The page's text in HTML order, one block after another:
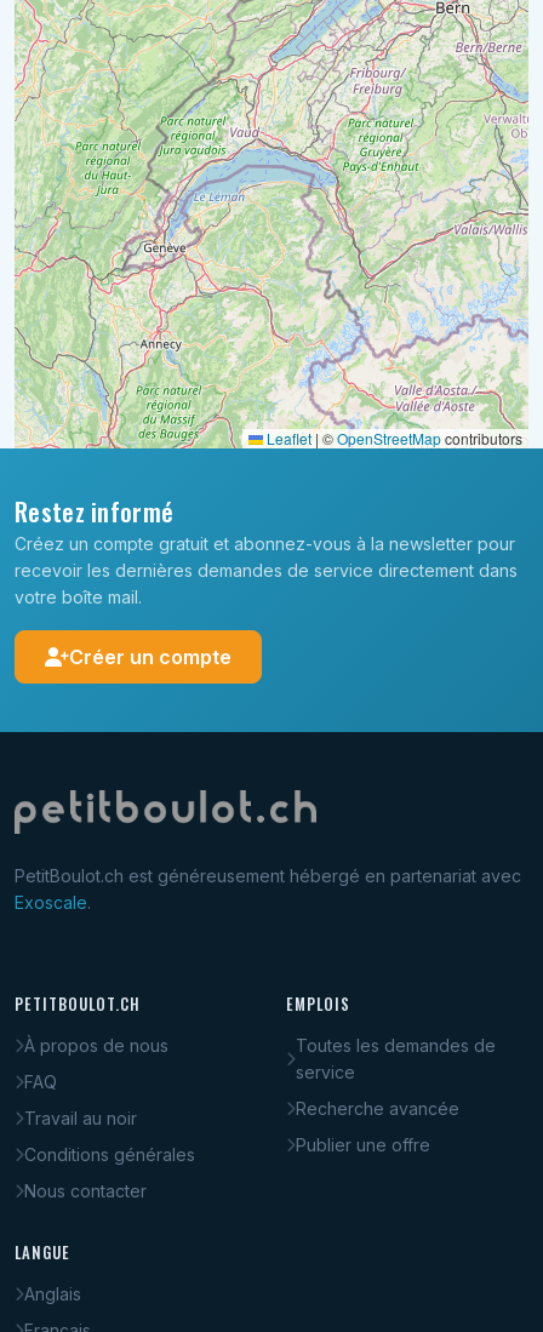
Leaflet | ©OpenStreetMapcontributors
Restez informé
Créez un compte gratuit et abonnez-vous à la newsletter pour
recevoir les dernières demandes de service directement dans
votre boîte mail.
Créer un compte
PetitBoulot.ch est généreusement hébergé en partenariat avec
Exoscale.
PETITBOULOT.CH
À propos de nous
FAQ
Travail au noir
Conditions générales
Nous contacter
EMPLOIS
Toutes les demandes de
service
Recherche avancée
Publier une offre
LANGUE
Anglais